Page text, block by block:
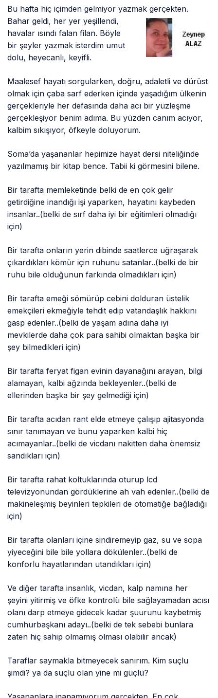
Bu hafta hiç içimden gelmiyor yazmak gerçekten.
Bahar geldi, her yeryeşillendi,
havalar ısındı falan filan. Böyle
bir şeyler yazmak isterdim umut
dolu, heyecanlı, keyifli.
Maalesef hayatı sorgularken, doğru, adaletli ve dürüst
olmak için çaba sarf ederken içinde yaşadığım ülkenin
gerçekleriyle her defasında daha acı bir yüzleşme
gerçekleşiyor benim adıma. Bu yüzden canım acıyor,
kalbim sıkışıyor, öfkeyle doluyorum.
Soma’da yaşananlar hepimize hayat dersi niteliğinde
yazılmamış bir kitap bence. Tabii ki görmesini bilene.
Bir tarafta memleketinde belki de en çok gelir
getirdiğine inandığı işi yaparken, hayatını kaybeden
insanlar..(belki de sırf daha iyi bir eğitimleri olmadığı
için)
Bir tarafta onların yerin dibinde saatlerce uğraşarak
çıkardıkları kömür için ruhunu satanlar..(belki de bir
ruhu bile olduğunun farkında olmadıkları için)
Bir tarafta emeği sömürüp cebini dolduran üstelik
emekçileri ekmeğiyle tehdit edip vatandaşlık hakkını
gasp edenler..(belki de yaşam adına daha iyi
mevkilerde daha çok para sahibi olmaktan başka bir
şey bilmedikleri için)
Bir tarafta feryat figan evinin dayanağını arayan, bilgi
alamayan, kalbi ağzında bekleyenler..(belki de
ellerinden başka bir şey gelmediği için)
Bir tarafta acıdan rant elde etmeye çalışıp ajitasyonda
sınır tanımayan ve bunu yaparken kalbi hiç
acımayanlar..(belki de vicdanı nakitten daha önemsiz
sandıkları için)
Bir tarafta rahat koltuklarında oturup lcd
televizyonundan gördüklerine ah vah edenler..(belki de
makineleşmiş beyinleri tepkileri de otomatiğe bağladığı
için)
Bir tarafta olanları içine sindiremeyip gaz, su ve sopa
yiyeceğini bile bile yollara dökülenler..(belki de
konforlu hayatlarından utandıkları için)
Ve diğer tarafta insanlık, vicdan, kalp namına her
şeyini yitirmiş ve öfke kontrolü bile sağlayamadan acısı
olanı darp etmeye gidecek kadar şuurunu kaybetmiş
cumhurbaşkanı adayı..(belki de tek sebebi bunlara
zaten hiç sahip olmamış olması olabilir ancak)
Taraflar saymakla bitmeyecek sanırım. Kim suçlu
şimdi? ya da suçlu olan yine mi güçlü?